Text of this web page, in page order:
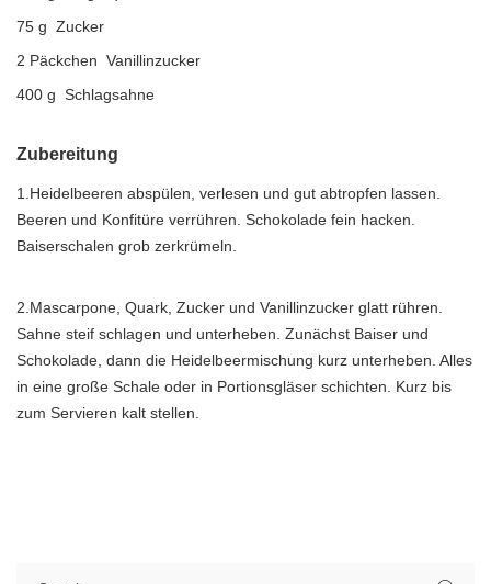
75 g Zucker
2 Päckchen Vanillinzucker
400 g Schlagsahne
Zubereitung
1.Heidelbeeren abspülen, verlesen und gut abtropfen lassen.
Beeren und Konfitüre verrühren. Schokolade fein hacken.
Baiserschalen grob zerkrümeln.
2.Mascarpone, Quark, Zucker und Vanillinzucker glatt rühren.
Sahne steif schlagen und unterheben. Zunächst Baiser und
Schokolade, dann die Heidelbeermischung kurz unterheben. Alles
in eine große Schale oder in Portions­gläser schichten. Kurz bis
zum Servieren kalt stellen.